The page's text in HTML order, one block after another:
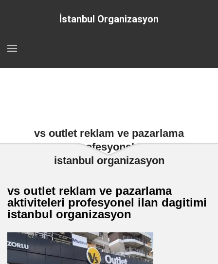
İstanbul Organizasyon
vs outlet reklam ve pazarlama
aktiviteleri profesyonel ilan dagitimi
istanbul organizasyon
vs outlet reklam ve pazarlama
aktiviteleri profesyonel ilan dagitimi
istanbul organizasyon